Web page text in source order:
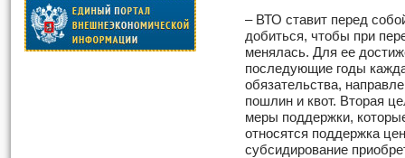
– ВТО ставит перед
добиться, чтобы при
менялась. Для ее
последующие годы
обязательства,
пошлин и квот. Вторая
меры поддержки,
относятся поддержка
субсидирование